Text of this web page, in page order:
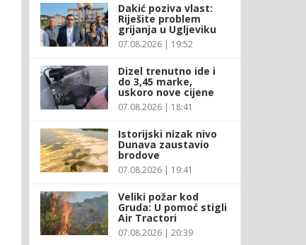
Dakić poziva vlast:
Riješite problem
grijanja u Ugljeviku
07.08.2026 | 19:52
Dizel trenutno ide i
do 3,45 marke,
uskoro nove cijene
07.08.2026 | 18:41
Istorijski nizak nivo
Dunava zaustavio
brodove
07.08.2026 | 19:41
Veliki požar kod
Gruda: U pomoć stigli
Air Tractori
07.08.2026 | 20:39